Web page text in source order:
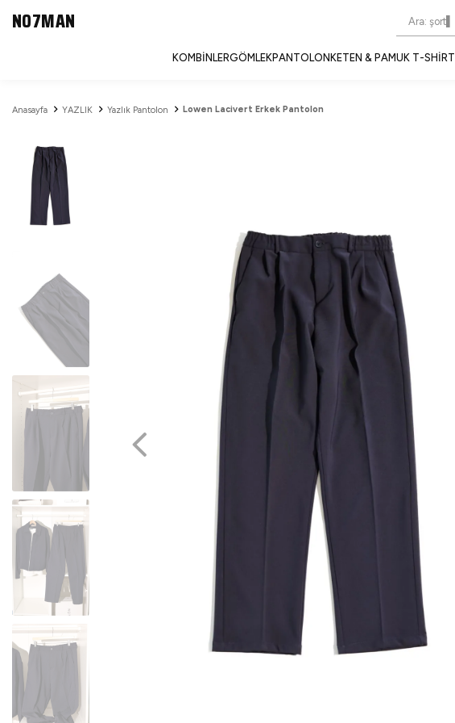
NO7MAN
KOMBINLERGÖMLEKPANTOLON KETEN & PAMUK T-SHIRT
Anasayfa YAZLIK Yazlık Pantolon Lowen Lacivert Erkek Pantolon